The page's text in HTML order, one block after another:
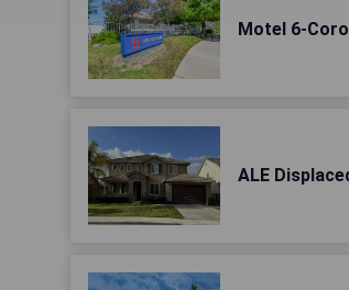
Motel 6-
ALE